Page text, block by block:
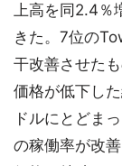
上高を同2.4％
きた。7位の
干改善させた
価格が低下し
ドルにとどま
の稼働率が改